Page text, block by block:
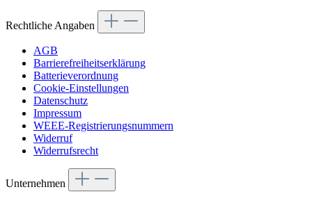
Rechtliche Angaben
AGB
Barrierefreiheitserklärung
Batterieverordnung
Cookie-Einstellungen
Datenschutz
Impressum
WEEE-Registrierungsnummern
Widerruf
Widerrufsrecht
Unternehmen